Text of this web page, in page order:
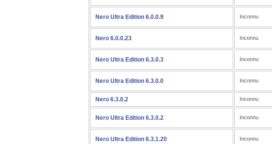
Nero Ultra Edition 6.0.0.9 Inconnu
Nero 6.0.0.23 Inconnu
Nero Ultra Edition 6.3.0.3 Inconnu
Nero Ultra Edition 6.3.0.0 Inconnu
Nero 6.3.0.2 Inconnu
Nero Ultra Edition 6.3.0.2 Inconnu
Nero Ultra Edition 6.3.1.20 Inconnu